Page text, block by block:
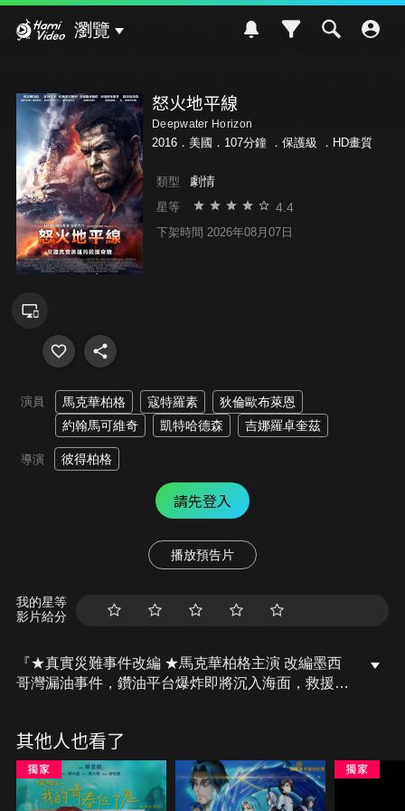
瀏覽
怒火地平線
Deepwater Horizon
2016．美國．107分鐘 ． 保護級 ．HD畫質
類型 劇情
星等 4.4
下架時間 2026年08月07日
演員 馬克華柏格 寇特羅素
狄倫歐布萊恩
約翰馬可維奇
凱特哈德森 吉娜羅卓奎茲
導演 彼得柏格
請先登入
播放預告片
我的星等
影片給分
『★真實災難事件改編 ★馬克華柏格主演 改編墨西
哥灣漏油事件，鑽油平台爆炸即將沉入海面，救援行
炸，造成多名人員傷亡、失蹤，倖存者險象環生，必
須在關鍵48小時內保全性命，逃離怒火血海，搶救失
蹤的工作夥伴，更要設法阻止因爆炸而引發的另一場
世紀海洋生態浩劫……。
其他人也看了